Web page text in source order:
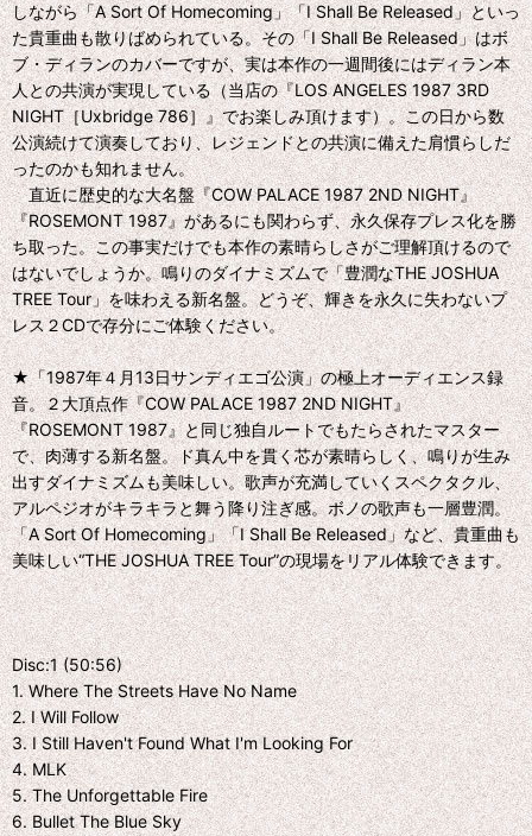
しながら「A Sort Of Homecoming」「I Shall Be Released」といっ
た貴重曲も散りばめられている。その「I Shall Be Released」はボ
ブ・ディランのカバーですが、実は本作の一週間後にはディラン本
人との共演が実現している（当店の『LOS ANGELES 1987 3RD
NIGHT［Uxbridge 786］』でお楽しみ頂けます）。この日から数
公演続けて演奏しており、レジェンドとの共演に備えた肩慣らしだ
ったのかも知れません。
直近に歴史的な大名盤『COW PALACE 1987 2ND NIGHT』
『ROSEMONT 1987』があるにも関わらず、永久保存プレス化を勝
ち取った。この事実だけでも本作の素晴らしさがご理解頂けるので
はないでしょうか。鳴りのダイナミズムで「豊潤なTHE JOSHUA
TREE Tour」を味わえる新名盤。どうぞ、輝きを永久に失わないプ
レス２CDで存分にご体験ください。
★「1987年４月13日サンディエゴ公演」の極上オーディエンス録
音。２大頂点作『COW PALACE 1987 2ND NIGHT』
『ROSEMONT 1987』と同じ独自ルートでもたらされたマスター
で、肉薄する新名盤。ド真ん中を貫く芯が素晴らしく、鳴りが生み
出すダイナミズムも美味しい。歌声が充満していくスペクタクル、
アルペジオがキラキラと舞う降り注ぎ感。ボノの歌声も一層豊潤。
「A Sort Of Homecoming」「I Shall Be Released」など、貴重曲も
美味しい“THE JOSHUA TREE Tour”の現場をリアル体験できます。
Disc:1 (50:56)
1. Where The Streets Have No Name
2. I Will Follow
3. I Still Haven't Found What I'm Looking For
4. MLK
5. The Unforgettable Fire
6. Bullet The Blue Sky